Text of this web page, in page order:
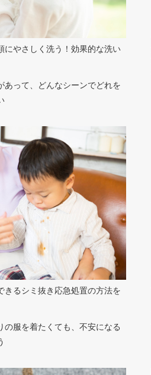
にやさしく洗う！効果的な洗い
あって、どんなシーンでどれを
きるシミ抜き応急処置の方法を
の服を着たくても、不安になる